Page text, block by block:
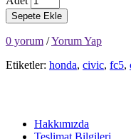
Sepete Ekle
0 yorum /Yorum Yap
Etiketler: honda, civic, fc5,
Hakkımızda
Teslimat Bilgileri